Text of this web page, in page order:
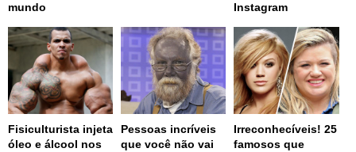
mundo
Instagram
Fisiculturista injeta
óleo e álcool nos
Pessoas incríveis
que você não vai
Irreconhecíveis! 25
famosos que